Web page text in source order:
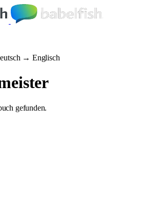
→ Englisch
gefunden.